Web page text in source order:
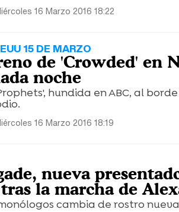
16 Marzo 2016 18:22
15 DE MARZO
de 'Crowded' en
noche
hundida en ABC, al
16 Marzo 2016 18:19
nueva
la marcha de
cambia de rostro